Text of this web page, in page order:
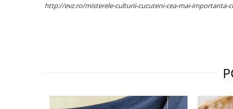
http://evz.ro/misterele-culturii-cucuteni-cea-mai-importanta-